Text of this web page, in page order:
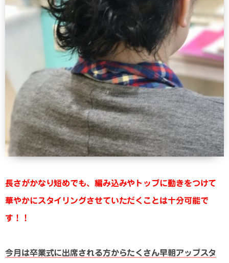
長さがかなり短めでも、編み込みやトップに動きをつけて
華やかにスタイリングさせていただくことは十分可能で
す！！
今月は卒業式に出席される方からたくさん早朝アップスタ